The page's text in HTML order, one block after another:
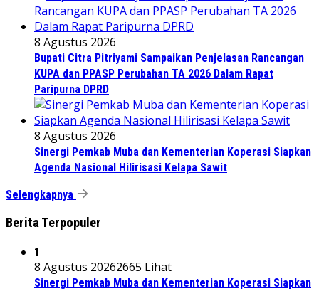
8 Agustus 2026
Bupati Citra Pitriyami Sampaikan Penjelasan Rancangan
KUPA dan PPASP Perubahan TA 2026 Dalam Rapat
Paripurna DPRD
8 Agustus 2026
Sinergi Pemkab Muba dan Kementerian Koperasi Siapkan
Agenda Nasional Hilirisasi Kelapa Sawit
Selengkapnya
Berita Terpopuler
1
8 Agustus 20262665 Lihat
Sinergi Pemkab Muba dan Kementerian Koperasi Siapkan